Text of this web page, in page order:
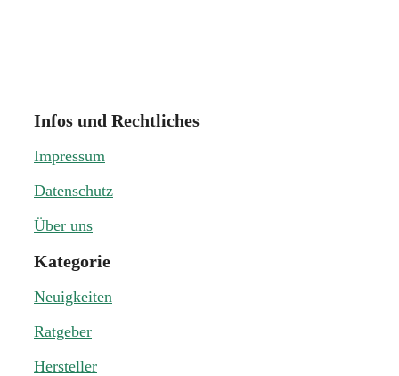
Infos und Rechtliches
Impressum
Datenschutz
Über uns
Kategorie
Neuigkeiten
Ratgeber
Hersteller